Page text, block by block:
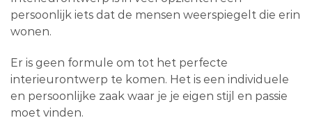
persoonlijk iets dat de mensen weerspiegelt die erin
wonen.
Er is geen formule om tot het perfecte
interieurontwerp te komen. Het is een individuele
en persoonlijke zaak waar je je eigen stijl en passie
moet vinden.